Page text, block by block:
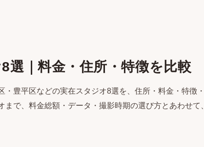
｜料金・住所・特徴を比較
豊平区などの実在スタジオ8選を、住所・料金・特徴
で、料金総額・データ・撮影時期の選び方とあわせて